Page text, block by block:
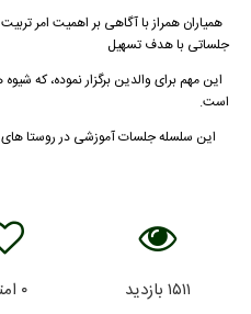
همیاران همراز با آگاهی بر اهمیت امر
جلساتی با هدف تسهیل
این مهم برای والدین برگزار نموده، که
است.
این سلسله جلسات آموزشی در روستا
۱۵۱۱ بازدید ۰